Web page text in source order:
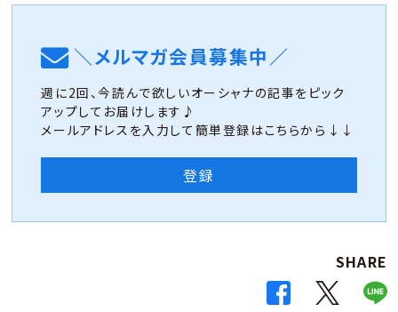
＼メルマガ会員募集中／
週に2回、今読んで欲しいオーシャナの記事をピック
アップしてお届けします♪
メールアドレスを入力して簡単登録はこちらから↓↓
登録
SHARE